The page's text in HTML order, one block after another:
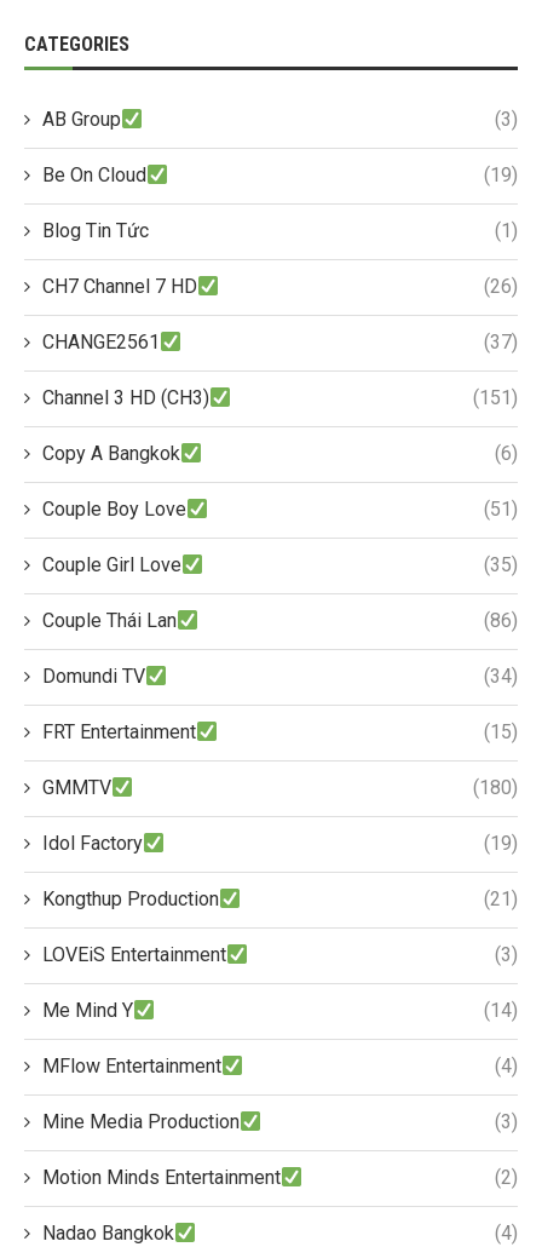
CATEGORIES
AB Group (3)
Be On Cloud (19)
Blog Tin Tức (1)
CH7 Channel 7 HD (26)
CHANGE2561 (37)
Channel 3 HD (CH3) (151)
Copy A Bangkok (6)
Couple Boy Love (51)
Couple Girl Love (35)
Couple Thái Lan (86)
Domundi TV (34)
FRT Entertainment (15)
GMMTV (180)
Idol Factory (19)
Kongthup Production (21)
LOVEiS Entertainment (3)
Me Mind Y (14)
MFlow Entertainment (4)
Mine Media Production (3)
Motion Minds Entertainment (2)
Nadao Bangkok (4)